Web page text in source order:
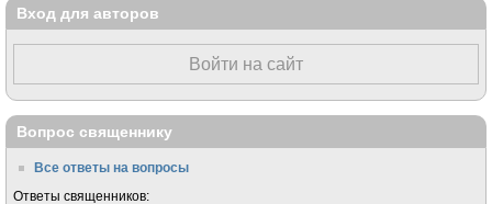
Вход для авторов
Войти на сайт
Вопрос священнику
Все ответы на вопросы
Ответы священников: